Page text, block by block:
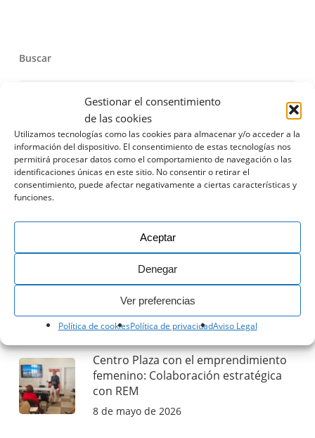
Gestionar el consentimiento
de las cookies
Utilizamos tecnologías como las cookies para almacenar y/o acceder a la
información del dispositivo. El consentimiento de estas tecnologías nos
permitirá procesar datos como el comportamiento de navegación o las
identificaciones únicas en este sitio. No consentir o retirar el
consentimiento, puede afectar negativamente a ciertas características y
funciones.
Aceptar
Denegar
Ver preferencias
Política de cookiesPolítica de privacidadAviso Legal
Buscar
Novedades
27 de julio de 2026
La Huella Social y el Bienestar
Humano como motores del éxito en
Centro Plaza
1 de junio de 2026
Centro Plaza con el emprendimiento
femenino: Colaboración estratégica
con REM
8 de mayo de 2026